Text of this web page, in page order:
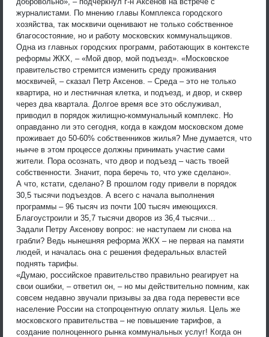
журналистами. По мнению главы Комплекса городского
хозяйства, так москвичи оценивают не только собственное
благосостояние, но и работу московских коммунальщиков.
Одна из главных городских программ, работающих в контексте
реформы ЖКХ, – «Мой двор, мой подъезд». «Московское
правительство стремится изменить среду проживания
москвичей, – сказал Петр Аксенов. – Среда – это не только
квартира, но и лестничная клетка, и подъезд, и двор, и сквер
через два квартала. Долгое время все это обслуживал,
приводил в порядок жилищно-коммунальный комплекс. Но
оправданно ли это сегодня, когда в каждом московском доме
проживает до 50-60% собственников жилья? Мне думается, что
нынче в этом процессе должны принимать участие сами
жители. Пора осознать, что двор и подъезд – часть твоей
собственности. Значит, пора беречь то, что уже сделано».
А что, кстати, сделано? В прошлом году привели в порядок
30,5 тысячи подъездов. А всего с начала выполнения
программы – 96 тысяч из почти 100 тысяч имеющихся.
Благоустроили и 35,7 тысячи дворов из 36,4 тысячи…
Задали Петру Аксенову вопрос: не наступаем ли снова на
грабли? Ведь нынешняя реформа ЖКХ – не первая на памяти
людей, и началась она с решения федеральных властей
поднять тарифы.
«Думаю, российское правительство правильно реагирует на
свои ошибки, – ответил он, – но мы действительно помним, как
совсем недавно звучали призывы за два года перевести все
население России на стопроцентную оплату жилья. Цель же
московского правительства – не повышение тарифов, а
создание полноценного рынка коммунальных услуг! Когда он